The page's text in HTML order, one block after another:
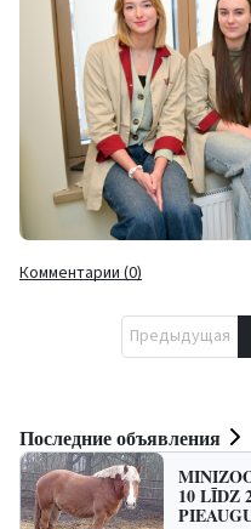
Комментарии (0)
Предыдущая
Последние объявления
10 LĪDZ